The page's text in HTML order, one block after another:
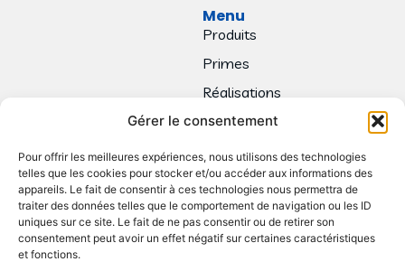
Gérer le consentement
Pour offrir les meilleures expériences, nous utilisons des technologies
telles que les cookies pour stocker et/ou accéder aux informations des
appareils. Le fait de consentir à ces technologies nous permettra de
traiter des données telles que le comportement de navigation ou les ID
uniques sur ce site. Le fait de ne pas consentir ou de retirer son
consentement peut avoir un effet négatif sur certaines caractéristiques
et fonctions.
Menu
Produits
Primes
Réalisations
Contact